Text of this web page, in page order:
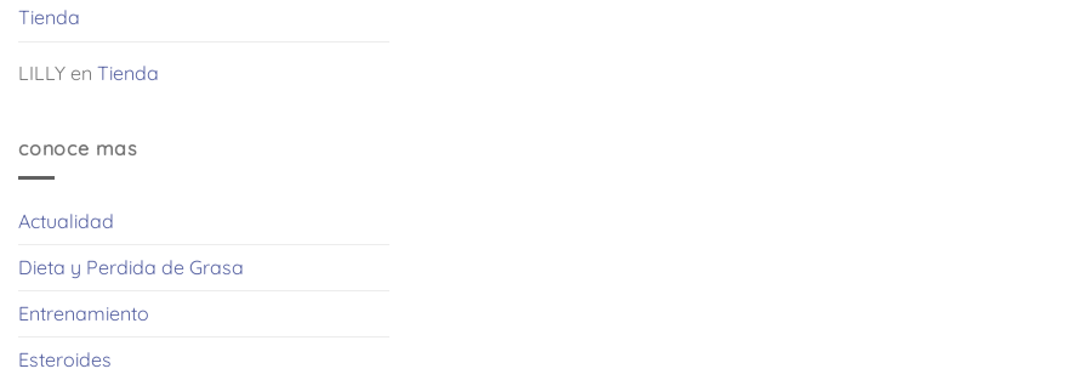
Tienda
LILLY en Tienda
conoce mas
Actualidad
Dieta y Perdida de Grasa
Entrenamiento
Esteroides